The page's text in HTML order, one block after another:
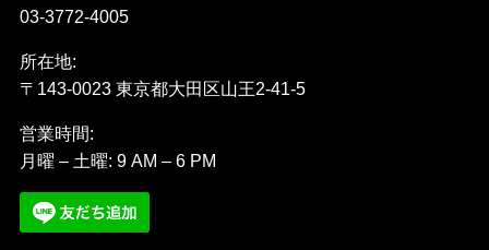
03-3772-4005
所在地:
〒143-0023 東京都大田区山王2-41-5
営業時間:
月曜 – 土曜: 9 AM – 6 PM